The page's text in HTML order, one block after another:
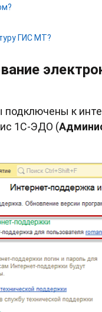
ГИС МТ?
к
1С-ЭДО (